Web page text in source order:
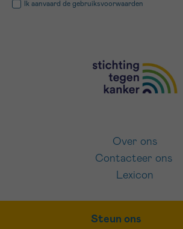
Ik aanvaard de gebruiksvoorwaarden
Over ons
Contacteer ons
Lexicon
Steun ons